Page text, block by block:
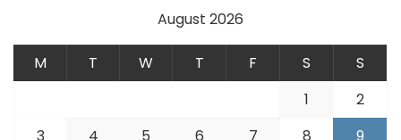
August 2026
M T W T F S
S
1
2